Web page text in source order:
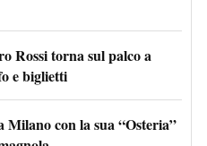
Rossi torna sul palco a
e biglietti
Milano con la sua “Osteria”